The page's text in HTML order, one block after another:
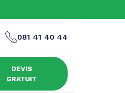
081 41 40 44
DEVIS
GRATUIT